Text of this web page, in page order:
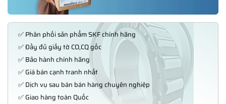
✅ Phân phối sản phẩm SKF chính hãng
✅ Đầy đủ giấy tờ CO,CQ gốc
✅ Bảo hành chính hãng
✅ Giá bán cạnh tranh nhất
✅ Dịch vụ sau bán bán hàng chuyên nghiệp
✅ Giao hàng toàn Quốc